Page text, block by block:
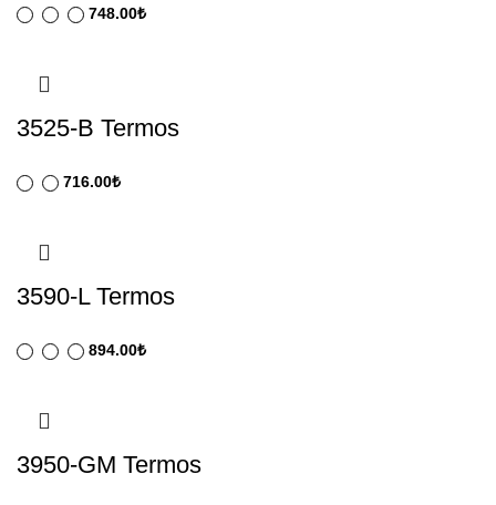
748.00₺
3525-B Termos
716.00₺
3590-L Termos
894.00₺
3950-GM Termos